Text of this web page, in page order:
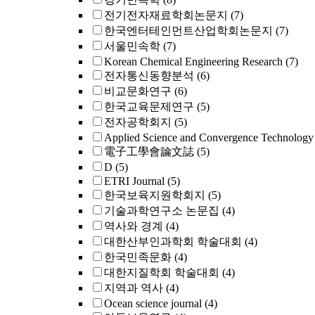
전기전자재료학회논문지 (7)
한국엔터테인먼트산업학회논문지 (7)
서울민속학 (7)
Korean Chemical Engineering Research (7)
전자통신동향분석 (6)
비교문화연구 (6)
한국교육문제연구 (5)
전자공학회지 (5)
Applied Science and Convergence Technology
電子工學會論文誌 (5)
D (5)
ETRI Journal (5)
한국보육지원학회지 (5)
기술과학연구소 논문집 (4)
역사와 경계 (4)
대한산부인과학회 학술대회 (4)
한국민족문화 (4)
대한지질학회 학술대회 (4)
지역과 역사 (4)
Ocean science journal (4)